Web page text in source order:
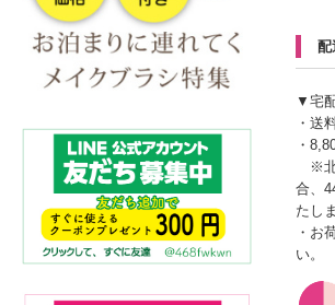
配
▼宅
・送
・
※北
合、
たし
・お
い。